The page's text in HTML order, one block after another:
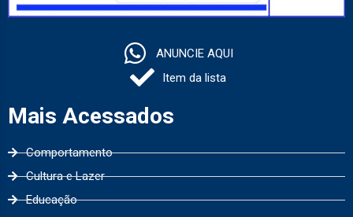
ANUNCIE AQUI
Item da lista
Mais Acessados
Comportamento
Cultura e Lazer
Educação